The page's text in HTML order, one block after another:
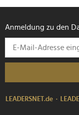
Anmeldung zu den
LEADERSNET.de